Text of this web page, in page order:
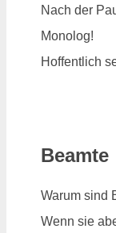
Nach der
Monolog!
Hoffentlich
Beamte
Warum sind
Wenn sie